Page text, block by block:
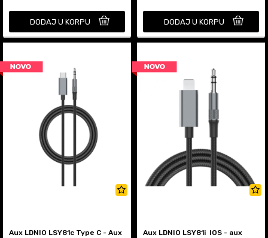
DODAJ U KORPU DODAJ U KORPU
Aux LDNIO LSY81c Type C - Aux Aux LDNIO LSY81i IOS - aux